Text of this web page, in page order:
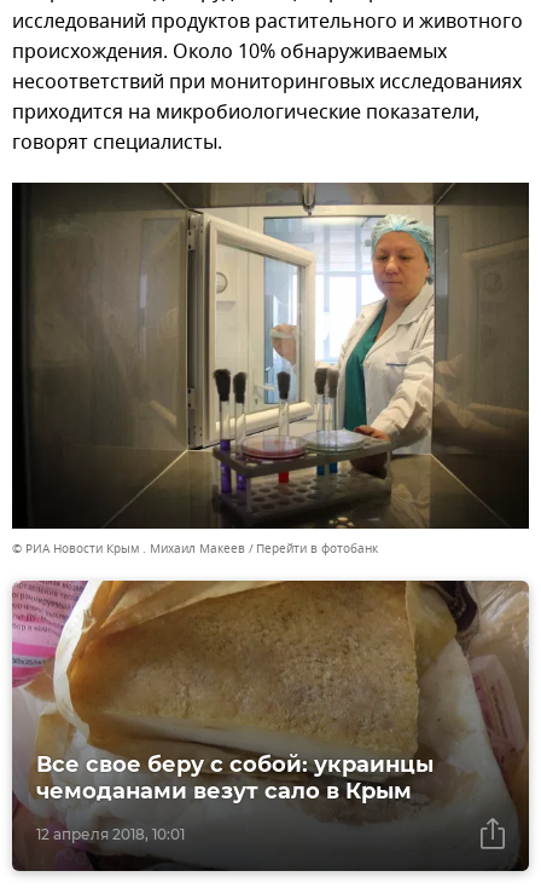
исследований продуктов растительного и животного
происхождения. Около 10% обнаруживаемых
несоответствий при мониторинговых исследованиях
приходится на микробиологические показатели,
говорят специалисты.
© РИА Новости Крым . Михаил Макеев Перейти в фотобанк
12 апреля 2018, 10:01
Все свое беру с собой: украинцы
чемоданами везут сало в Крым